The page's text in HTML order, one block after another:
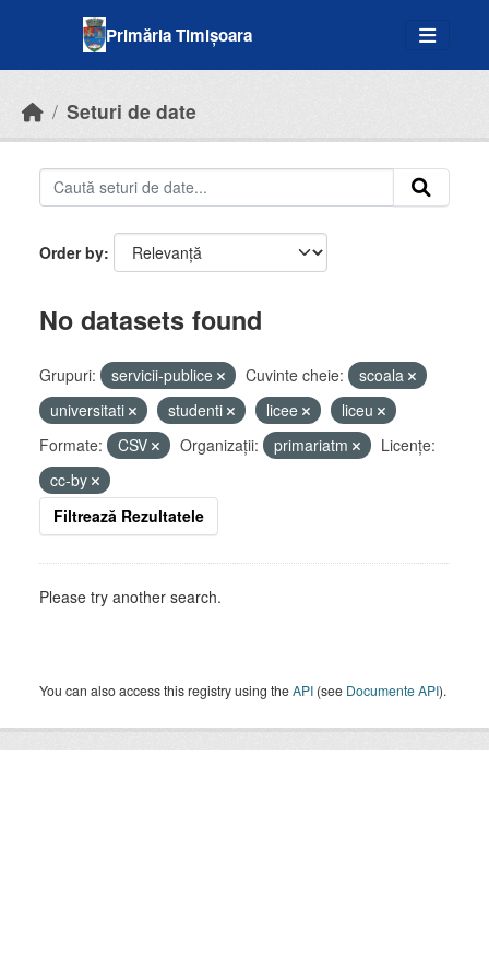
Primăria Timișoara
Seturi de date
Order by
No datasets found
Grupuri: servicii-publice Cuvinte cheie:
scoala
universitati
studenti licee
liceu
Formate:
CSV Organizații: primariatm
Licenţe:
cc-by
Filtrează Rezultatele
Please try another search.
You can also access this registry using theAPI (see Documente API).